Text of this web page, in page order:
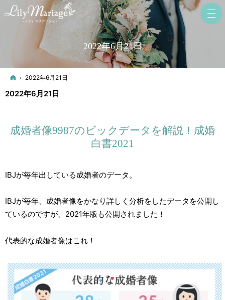
2022年6月21日
ホーム
2022年6月21日
2022年6月21日
成婚者像9987のビックデータを解説！成婚
白書2021
IBJが毎年出している成婚者のデータ。
IBJが毎年、成婚者像をかなり詳しく分析をしたデータを公開し
ているのですが、2021年版も公開されました！
代表的な成婚者像はこれ！